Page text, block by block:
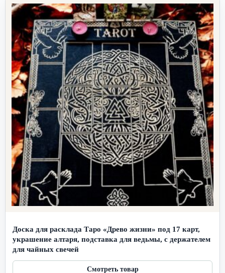
Доска для расклада Таро «Древо жизни» под 17 карт,
украшение алтаря, подставка для ведьмы, с держателем
для чайных свечей